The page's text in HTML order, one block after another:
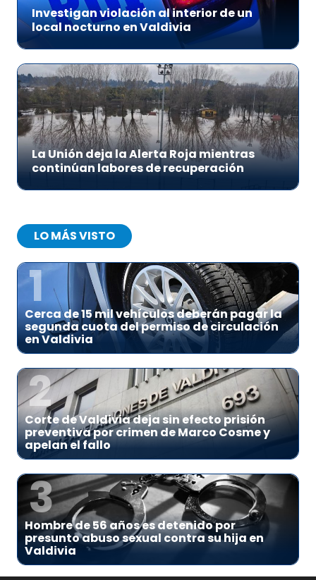
Investigan violación al interior de un
local nocturno en Valdivia
La Unión deja la Alerta Roja mientras
continúan labores de recuperación
LO MÁS VISTO
1
Cerca de 15 mil vehículos deberán pagar la
segunda cuota del permiso de circulación
en Valdivia
2
Corte de Valdivia deja sin efecto prisión
preventiva por crimen de Marco Cosme y
apelan el fallo
3
Hombre de 56 años es detenido por
presunto abuso sexual contra su hija en
Valdivia